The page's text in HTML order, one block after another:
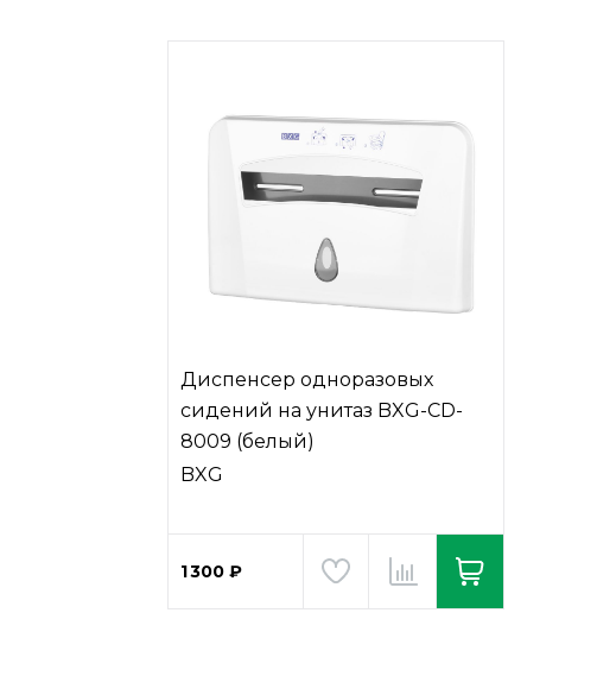
Диспенсер одноразовых
сидений на унитаз BXG-CD-
8009 (белый)
BXG
1 300 ₽